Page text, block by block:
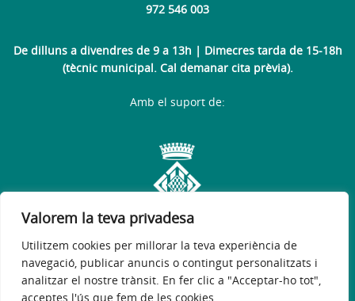
Valorem la teva privadesa
Utilitzem cookies per millorar la teva experiència de
navegació, publicar anuncis o contingut personalitzats i
analitzar el nostre trànsit. En fer clic a "Acceptar-ho tot",
acceptes l'ús que fem de les cookies.
972 546 003
De dilluns a divendres de 9 a 13h | Dimecres tarda de 15-18h
(tècnic municipal. Cal demanar cita prèvia).
Amb el suport de: